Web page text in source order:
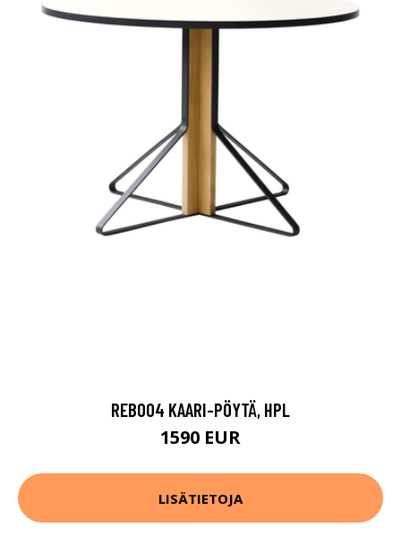
REB004 KAARI-PÖYTÄ, HPL
1590 EUR
LISÄTIETOJA